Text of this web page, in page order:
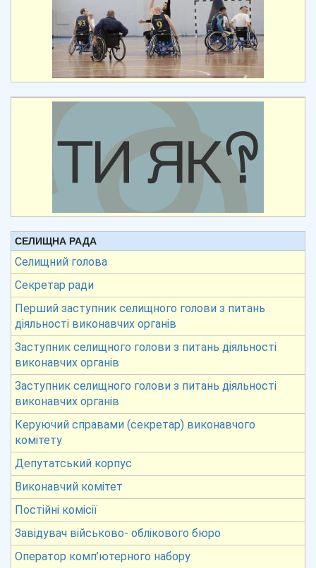
СЕЛИЩНА РАДА
Селищний голова
Секретар ради
Перший заступник селищного голови з питань
діяльності виконавчих органів
Заступник селищного голови з питань діяльності
виконавчих органів
Заступник селищного голови з питань діяльності
виконавчих органів
Керуючий справами (секретар) виконавчого
комітету
Депутатський корпус
Виконавчий комітет
Постійні комісії
Завідувач військово- облікового бюро
Оператор комп’ютерного набору